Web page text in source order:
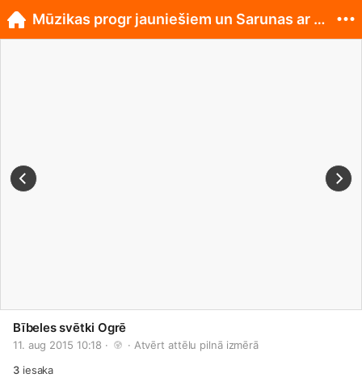
Bībeles svētki Ogrē
11. aug 2015 10:18 · · Atvērt attēlu pilnā izmērā
3iesaka
Mūzikas progr jauniešiem un Sarunas ar mācītājiem